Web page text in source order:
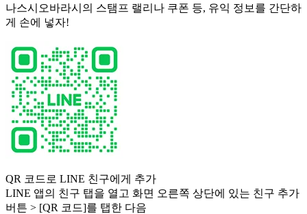
나스시오바라시의 스탬프 랠리나 쿠폰 등, 유익 정보를 간단하
게 손에 넣자!
QR 코드로 LINE 친구에게 추가
LINE 앱의 친구 탭을 열고 화면 오른쪽 상단에 있는 친구 추가
버튼 > [QR 코드]를 탭한 다음